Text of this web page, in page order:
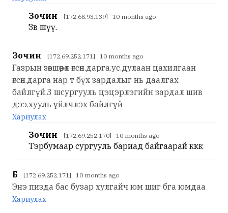
Зочин [172.68.93.139] 10 months ago
Зөв шүү.
Зочин [172.69.252.171] 10 months ago
Газрын зөвшөөрөл өгсөн.дарга.ус.дулаан цахилгаан
өгсөн.дарга нар т бүх зардалыг нь даалгах
байлгүй.3 шсургууль цэцэрлэгийн зардал шив
дээ.хууль үйлчлэх байлгүй
Хариулах
Зочин [172.69.252.170] 10 months ago
Тэрбумаар сургууль бариад байгаарай ккк
Б [172.69.252.171] 10 months ago
Энэ пизда бас бузар хулгайч юм шиг бга юмдаа
Хариулах